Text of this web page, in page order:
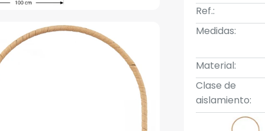
Ref.:
Medidas:
Material:
Clase de
aislamiento: